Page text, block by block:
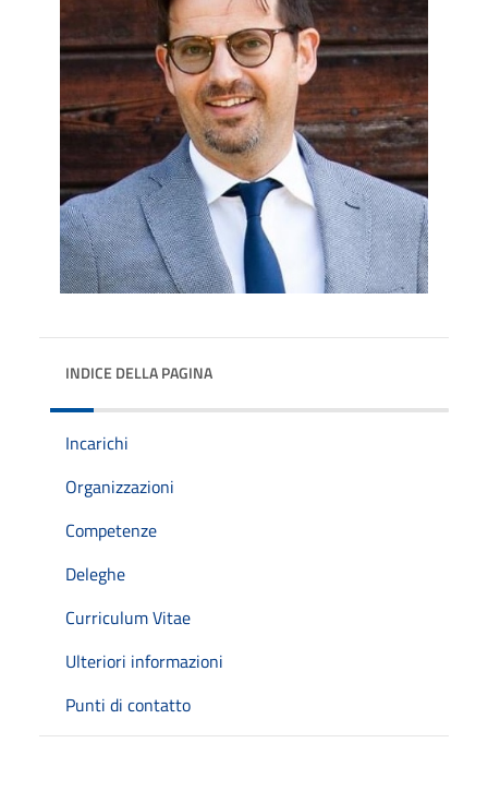
INDICE DELLA PAGINA
Incarichi
Organizzazioni
Competenze
Deleghe
Curriculum Vitae
Ulteriori informazioni
Punti di contatto